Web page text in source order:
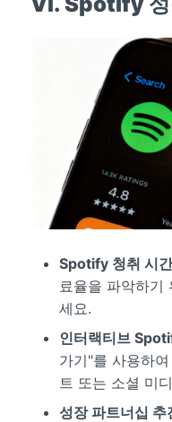
Spotify 청취 시
료율을 파악하기
세요.
인터랙티브
가기"를 사용하
트 또는 소셜 미
성장 파트너십 추